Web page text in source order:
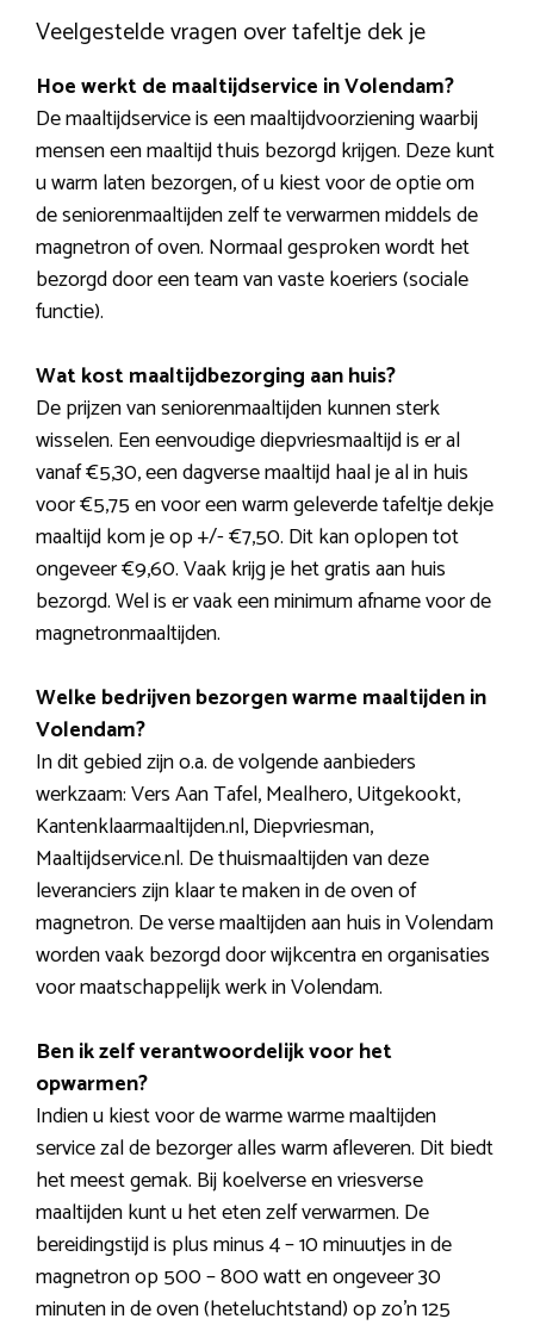
Veelgestelde vragen over tafeltje dek je
Hoe werkt de maaltijdservice in Volendam?
De maaltijdservice is een maaltijdvoorziening waarbij
mensen een maaltijd thuis bezorgd krijgen. Deze kunt
u warm laten bezorgen, of u kiest voor de optie om
de seniorenmaaltijden zelf te verwarmen middels de
magnetron of oven. Normaal gesproken wordt het
bezorgd door een team van vaste koeriers (sociale
functie).
Wat kost maaltijdbezorging aan huis?
De prijzen van seniorenmaaltijden kunnen sterk
wisselen. Een eenvoudige diepvriesmaaltijd is er al
vanaf €5,30, een dagverse maaltijd haal je al in huis
voor €5,75 en voor een warm geleverde tafeltje dekje
maaltijd kom je op +/- €7,50. Dit kan oplopen tot
ongeveer €9,60. Vaak krijg je het gratis aan huis
bezorgd. Wel is er vaak een minimum afname voor de
magnetronmaaltijden.
Welke bedrijven bezorgen warme maaltijden in
Volendam?
In dit gebied zijn o.a. de volgende aanbieders
werkzaam: Vers Aan Tafel, Mealhero, Uitgekookt,
Kantenklaarmaaltijden.nl, Diepvriesman,
Maaltijdservice.nl. De thuismaaltijden van deze
leveranciers zijn klaar te maken in de oven of
magnetron. De verse maaltijden aan huis in Volendam
worden vaak bezorgd door wijkcentra en organisaties
voor maatschappelijk werk in Volendam.
Ben ik zelf verantwoordelijk voor het
opwarmen?
Indien u kiest voor de warme warme maaltijden
service zal de bezorger alles warm afleveren. Dit biedt
het meest gemak. Bij koelverse en vriesverse
maaltijden kunt u het eten zelf verwarmen. De
bereidingstijd is plus minus 4 – 10 minuutjes in de
magnetron op 500 – 800 watt en ongeveer 30
minuten in de oven (heteluchtstand) op zo’n 125